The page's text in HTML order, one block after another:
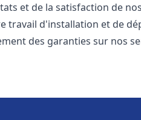
et de la satisfaction de
travail d'installation et de
des garanties sur nos